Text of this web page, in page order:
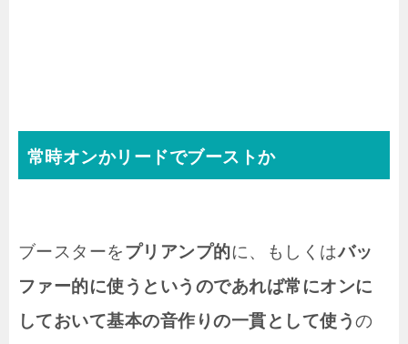
常時オンかリードでブーストか
ブースターをプリアンプ的に、もしくはバッ
ファー的に使うというのであれば常にオンに
しておいて基本の音作りの一貫として使うの